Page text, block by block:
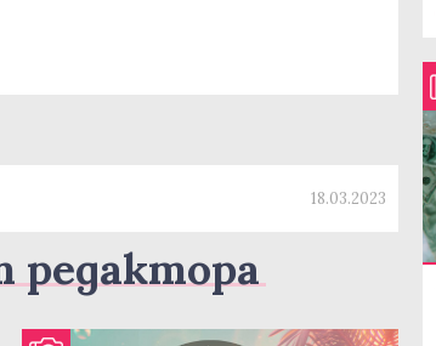
18.03.2023
редактора